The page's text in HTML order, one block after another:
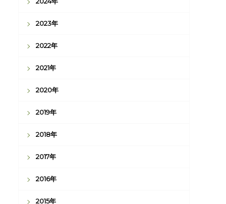
2023年
2022年
2021年
2020年
2019年
2018年
2017年
2016年
2015年